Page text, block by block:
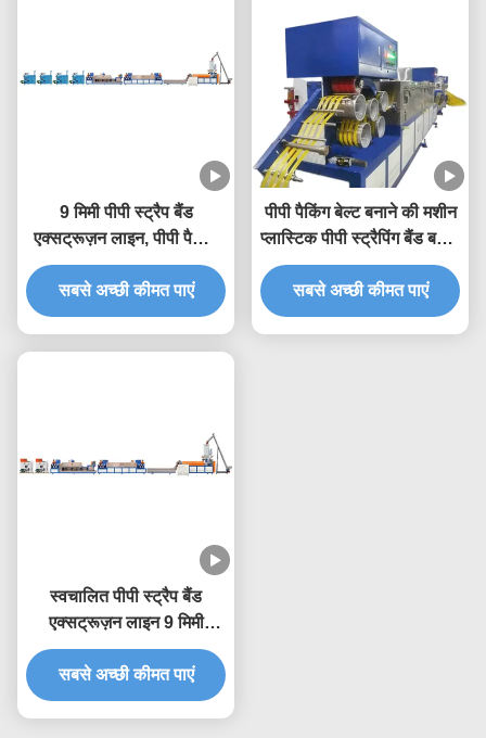
9 मिमी पीपी स्ट्रैप बैंड
एक्सट्रूज़न लाइन, पीपी पैकिंग
बेल्ट एक्सट्रूज़न मशीन
सबसे अच्छी कीमत पाएं
पीपी पैकिंग बेल्ट बनाने की मशीन
प्लास्टिक पीपी स्ट्रैपिंग बैंड बनाने
की मशीन
सबसे अच्छी कीमत पाएं
स्वचालित पीपी स्ट्रैप बैंड
एक्सट्रूज़न लाइन 9 मिमी
प्लास्टिक टेप स्ट्रैपिंग मशीन
सबसे अच्छी कीमत पाएं